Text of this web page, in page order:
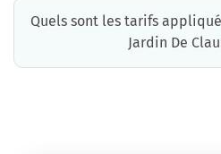
Quels sont les tarifs
Jardin De